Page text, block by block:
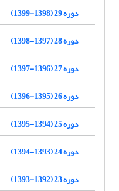
دوره 29 (1398-1399)
دوره 28 (1397-1398)
دوره 27 (1396-1397)
دوره 26 (1395-1396)
دوره 25 (1394-1395)
دوره 24 (1393-1394)
دوره 23 (1392-1393)